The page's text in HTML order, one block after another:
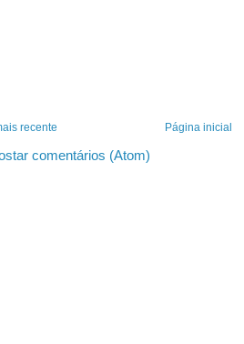
recente Página inicial
comentários (Atom)